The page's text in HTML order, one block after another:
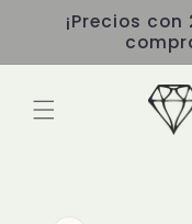
directamente
¡Precios con